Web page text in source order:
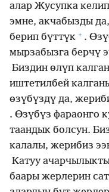
алар Жусупка
эмне, акчабызды
берип бүттүк + .
мырзабызга берчү
Биздин өлүп
иштетилбей
өзүбүздү да,
. Өзүбүз фараонго
таандык болсун.
калалы, жерибиз
Катуу
баары жерлерин